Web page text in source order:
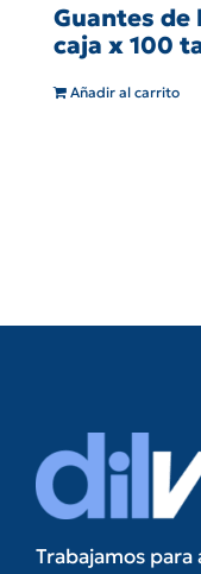
Guantes
caja x 100
Añadir al carrito
Trabajamos